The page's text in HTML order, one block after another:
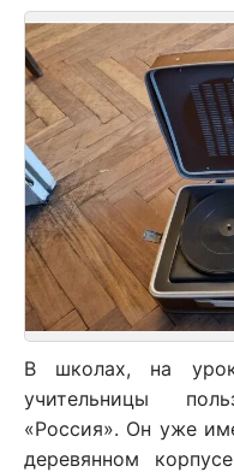
В школах, на
учительницы
«Россия». Он уже
деревянном